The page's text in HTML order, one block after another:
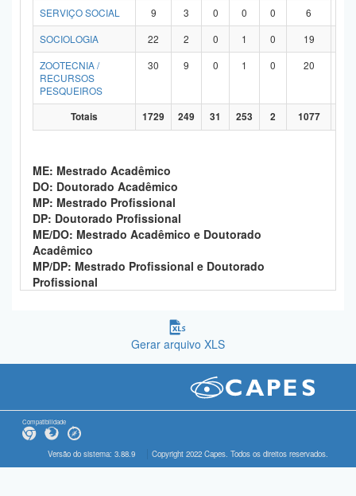
SERVIÇO SOCIAL
9 3 0 0 0 6
SOCIOLOGIA
22 2 0 1 0 19
ZOOTECNIA /
RECURSOS
PESQUEIROS
30 9 0 1 0 20
Totais 1729 249 31 253 2 1077
ME: Mestrado Acadêmico
DO: Doutorado Acadêmico
MP: Mestrado Profissional
DP: Doutorado Profissional
ME/DO: Mestrado Acadêmico e Doutorado
Acadêmico
MP/DP: Mestrado Profissional e Doutorado
Profissional
Gerar arquivo XLS
Compatibilidade
Versão do sistema: 3.88.9 Copyright 2022 Capes. Todos os direitos reservados.